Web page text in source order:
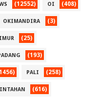
(12552) OI (408)
OKIMANDIRA (3)
(25)
(193)
PALI (258)
(616)